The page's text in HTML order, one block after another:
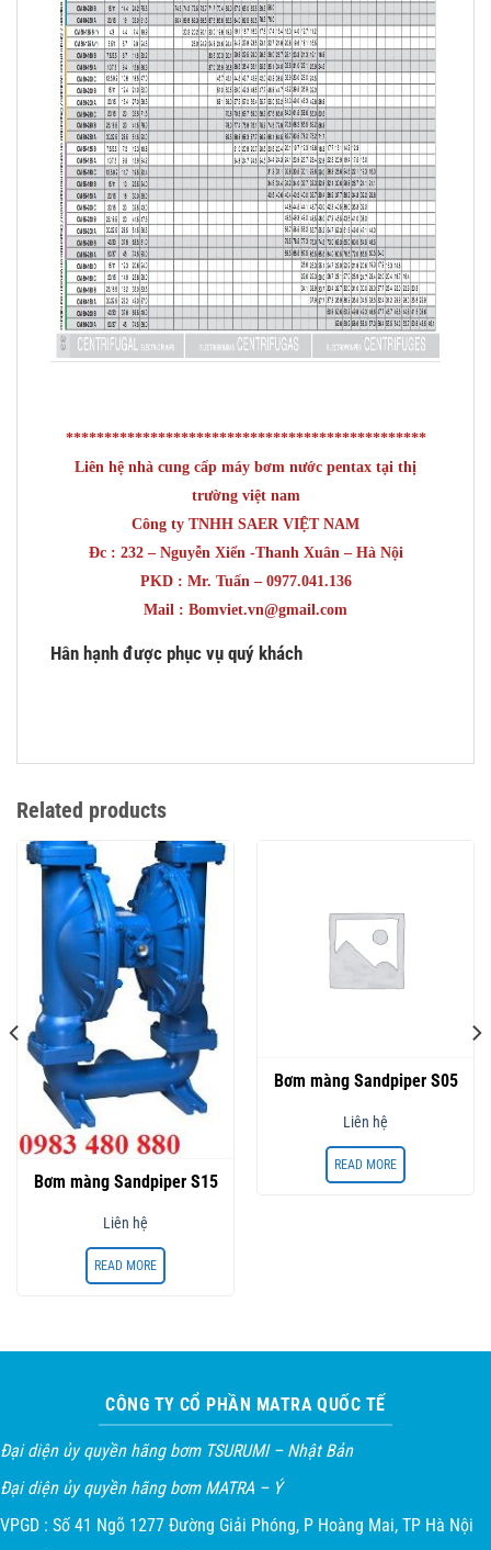
***********************************************
Liên hệ nhà cung cấp máy bơm nước pentax tại thị
trường việt nam
Công ty TNHH SAER VIỆT NAM
Đc : 232 – Nguyễn Xiển -Thanh Xuân – Hà Nội
PKD : Mr. Tuấn – 0977.041.136
Mail : Bomviet.vn@gmail.com
Hân hạnh được phục vụ quý khách
Related products
Bơm màng Sandpiper S15
Liên hệ
READ MORE
Bơm màng Sandpiper S05
Liên hệ
READ MORE
CÔNG TY CỔ PHẦN MATRA QUỐC TẾ
Đại diện ủy quyền hãng bơm TSURUMI – Nhật Bản
Đại diện ủy quyền hãng bơm MATRA – Ý
VPGD : Số 41 Ngõ 1277 Đường Giải Phóng, P Hoàng Mai, TP Hà Nội